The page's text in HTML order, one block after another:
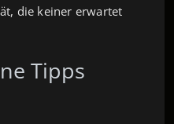
die keiner erwartet
Tipps